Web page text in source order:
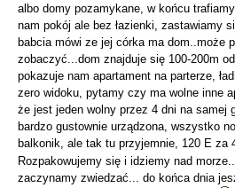
albo domy pozamykane, w końcu
nam pokój ale bez łazienki, zastawiamy
babcia mówi ze jej córka ma dom..może
zobaczyć...dom znajduje się 100-200m
pokazuje nam apartament na parterze,
zero widoku, pytamy czy ma wolne inne
że jest jeden wolny przez 4 dni na samej
bardzo gustownie urządzona, wszystko
balkonik, ale tak tu przyjemnie, 120 E za
Rozpakowujemy się i idziemy nad
zaczynamy zwiedzać... do końca dnia